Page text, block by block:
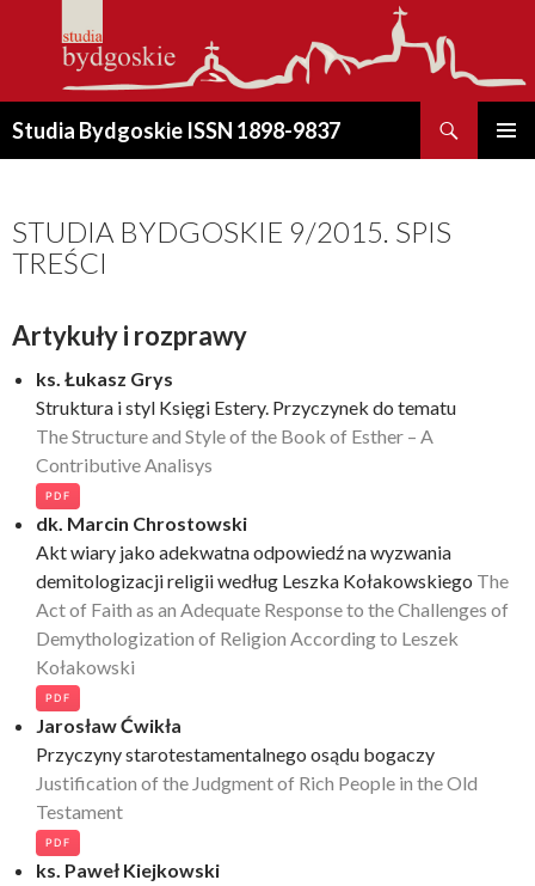
Studia Bydgoskie ISSN 1898-9837
STUDIA BYDGOSKIE 9/2015. SPIS
TREŚCI
Artykuły i rozprawy
ks. Łukasz Grys
Struktura i styl Księgi Estery. Przyczynek do tematu
The Structure and Style of the Book of Esther – A
Contributive Analisys
PDF
dk. Marcin Chrostowski
Akt wiary jako adekwatna odpowiedź na wyzwania
demitologizacji religii według Leszka Kołakowskiego The
Act of Faith as an Adequate Response to the Challenges of
Demythologization of Religion According to Leszek
Kołakowski
PDF
Jarosław Ćwikła
Przyczyny starotestamentalnego osądu bogaczy
Justification of the Judgment of Rich People in the Old
Testament
PDF
ks. Paweł Kiejkowski